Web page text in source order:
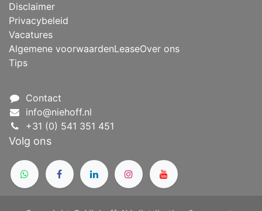
Disclaimer
Privacybeleid
Vacatures
Algemene voorwaardenLeaseOver ons
Tips
Contact
info@niehoff.nl
+31 (0) 541 351 451
Volg ons